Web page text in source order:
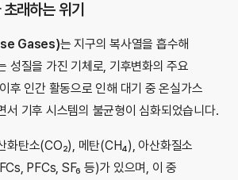
래하는 위기
Gases)는 지구의 복사열을 흡수해
성질을 가진 기체로, 기후변화의 주요
후 인간 활동으로 인해 대기 중 온실가스
서 기후 시스템의 불균형이 심화되었습니다.
화탄소(CO₂), 메탄(CH₄), 아산화질소
PFCs, SF₆ 등)가 있으며, 이 중